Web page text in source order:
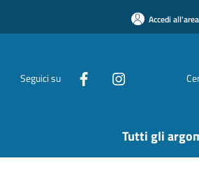
Accedi
Seguici su
Tutti gli